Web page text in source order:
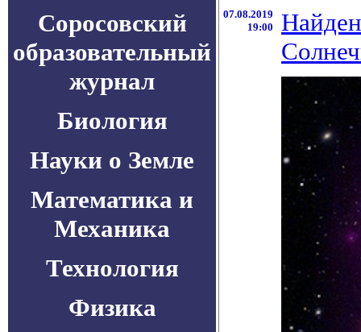
Соросовский
образовательный
журнал
Биология
Науки о Земле
Математика и
Механика
Технология
Физика
07.08.2019
19:00